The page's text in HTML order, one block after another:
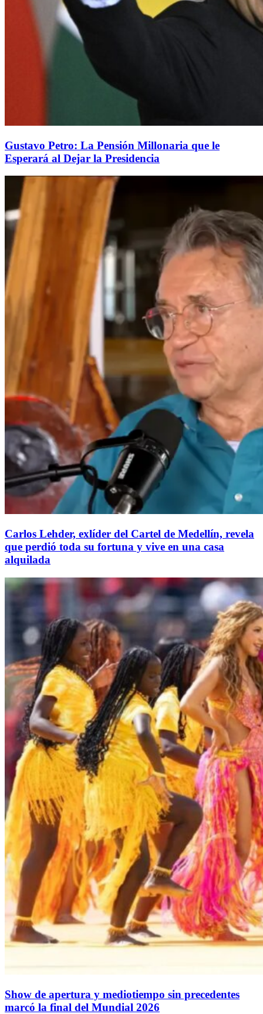
Gustavo Petro: La Pensión Millonaria que le
Esperará al Dejar la Presidencia
Carlos Lehder, exlíder del Cartel de Medellín, revela
que perdió toda su fortuna y vive en una casa
alquilada
Show de apertura y mediotiempo sin precedentes
marcó la final del Mundial 2026